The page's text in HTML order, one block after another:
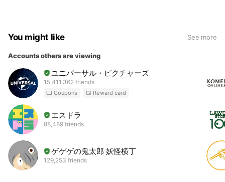
You might like See more
Accounts others are viewing
ユニバーサル・ピクチャーズ
15,411,362 friends
Coupons Reward card
エスドラ
88,489 friends
ゲゲゲの鬼太郎 妖怪横丁
129,253 friends